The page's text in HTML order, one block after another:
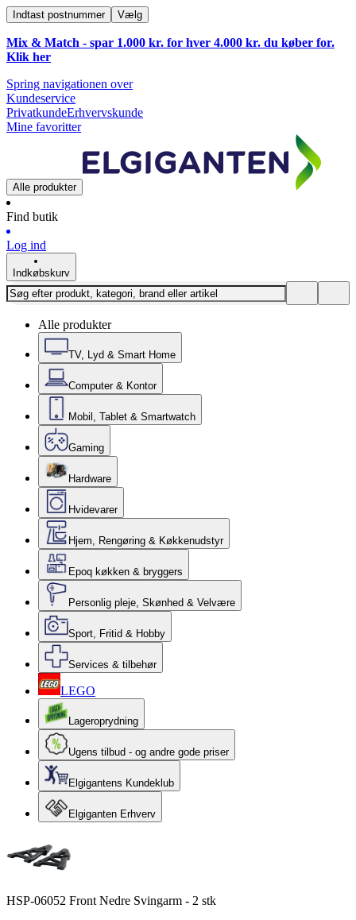
Indtast postnummer Vælg
Mix & Match - spar 1.000 kr. for hver 4.000 kr. du køber for.
Klik her
Spring navigationen over
Kundeservice
PrivatkundeErhvervskunde
Mine favoritter
Alle produkter
Find butik
Log ind
Indkøbskurv
Alle produkter
TV, Lyd & Smart Home
Computer & Kontor
Mobil, Tablet & Smartwatch
Gaming
Hardware
Hvidevarer
Hjem, Rengøring & Køkkenudstyr
Epoq køkken & bryggers
Personlig pleje, Skønhed & Velvære
Sport, Fritid & Hobby
Services & tilbehør
LEGO
Lageroprydning
Ugens tilbud - og andre gode priser
Elgigantens Kundeklub
Elgiganten Erhverv
HSP-06052 Front Nedre Svingarm - 2 stk